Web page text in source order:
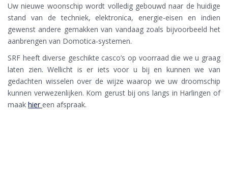
Uw nieuwe woonschip wordt volledig gebouwd naar de huidige
stand van de techniek, elektronica, energie-eisen en indien
gewenst andere gemakken van vandaag zoals bijvoorbeeld het
aanbrengen van Domotica-systemen.
SRF heeft diverse geschikte casco’s op voorraad die we u graag
laten zien. Wellicht is er iets voor u bij en kunnen we van
gedachten wisselen over de wijze waarop we uw droomschip
kunnen verwezenlijken. Kom gerust bij ons langs in Harlingen of
maak hier een afspraak.